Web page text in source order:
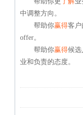
中调整方向。
帮助你赢得客户
offer。
帮助你赢得候选
业和负责的态度。